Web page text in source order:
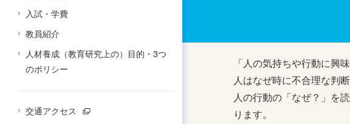
入試・学費
教員紹介
人材養成（教育研究上の）目的・3つ
のポリシー
交通アクセス
「人の気持ちや行動に興
人はなぜ時に不合理な判
人の行動の「なぜ？」を
ります。